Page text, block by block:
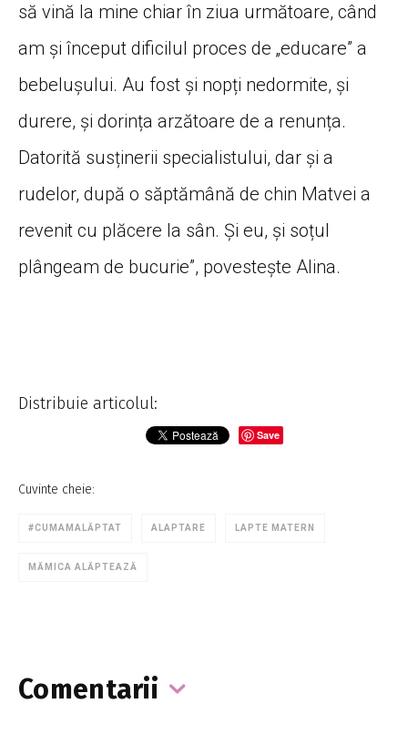
să vină la mine chiar în ziua următoare, când
am și început dificilul proces de „educare” a
bebelușului. Au fost și nopți nedormite, și
durere, și dorința arzătoare de a renunța.
Datorită susținerii specialistului, dar și a
rudelor, după o săptămână de chin Matvei a
revenit cu plăcere la sân. Și eu, și soțul
plângeam de bucurie”, povestește Alina.
Distribuie articolul:
Save
Cuvinte cheie:
#CUMAMALĂPTAT ALAPTARE LAPTE MATERN
MĂMICA ALĂPTEAZĂ
Comentarii